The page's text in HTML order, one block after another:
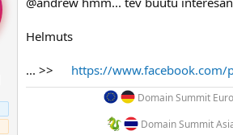
Helmuts
... >> https://
Domain Summit
Domain Summit